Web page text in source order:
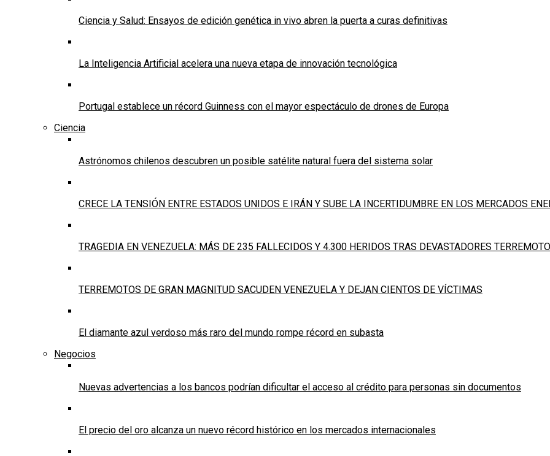
Ciencia y Salud: Ensayos de edición genética in vivo abren la puerta a curas definitivas
La Inteligencia Artificial acelera una nueva etapa de innovación tecnológica
Portugal establece un récord Guinness con el mayor espectáculo de drones de Europa
Ciencia
Astrónomos chilenos descubren un posible satélite natural fuera del sistema solar
CRECE LA TENSIÓN ENTRE ESTADOS UNIDOS E IRÁN Y SUBE LA INCERTIDUMBRE EN LOS MERCADOS
TRAGEDIA EN VENEZUELA: MÁS DE 235 FALLECIDOS Y 4.300 HERIDOS TRAS DEVASTADORES
TERREMOTOS DE GRAN MAGNITUD SACUDEN VENEZUELA Y DEJAN CIENTOS DE VÍCTIMAS
El diamante azul verdoso más raro del mundo rompe récord en subasta
Negocios
Nuevas advertencias a los bancos podrían dificultar el acceso al crédito para personas sin documentos
El precio del oro alcanza un nuevo récord histórico en los mercados internacionales